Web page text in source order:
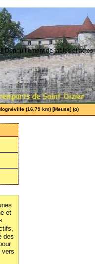
Dépouillement de tables et
(16,79 km) [Meuse] (o)
et
des
vers